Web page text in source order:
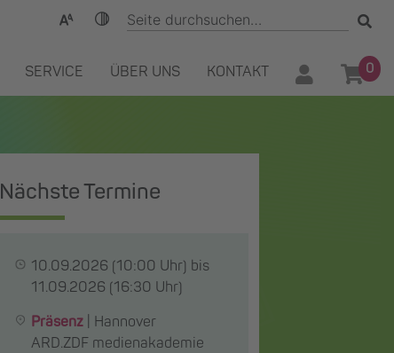
SERVICE ÜBER UNS KONTAKT 0
Nächste Termine
10.09.2026 (10:00 Uhr) bis
11.09.2026 (16:30 Uhr)
Präsenz
Hannover
ARD.ZDF medienakademie